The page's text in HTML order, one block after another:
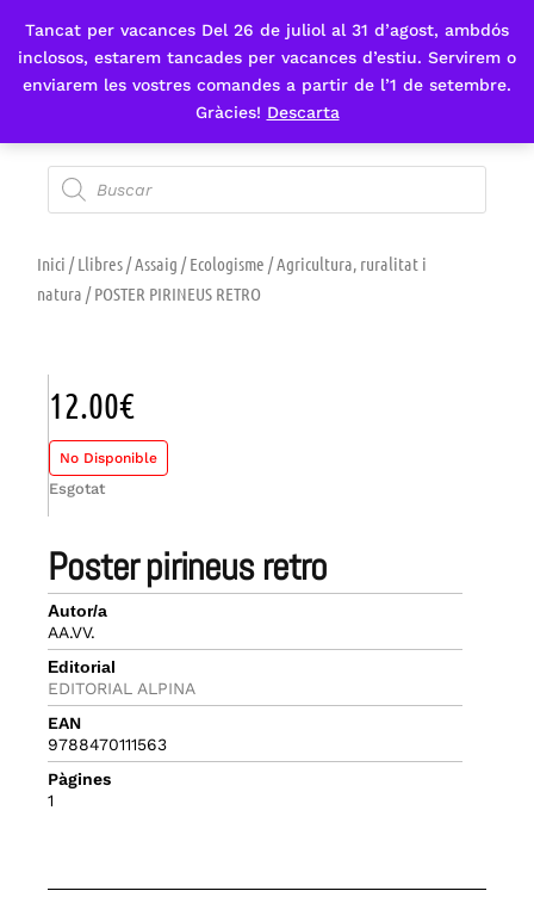
Tancat per vacances Del 26 de juliol al 31 d’agost, ambdós
inclosos, estarem tancades per vacances d’estiu. Servirem o
enviarem les vostres comandes a partir de l’1 de setembre.
Gràcies! Descarta
Fes-te'n sòcia
Inici /Llibres/Assaig /Ecologisme /Agricultura, ruralitat i
natura / POSTER PIRINEUS RETRO
poster pirineus retro
Autor/a
AA.VV.
Editorial
EDITORIAL ALPINA
EAN
9788470111563
Pàgines
1
12.00€
No Disponible
Esgotat